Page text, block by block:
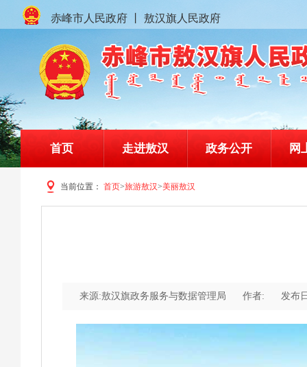
赤峰市人民政府 敖汉旗人民政府
首页 走进敖汉 政务公开 网
当前位置： 首页>旅游敖汉>美丽敖汉
来源:敖汉旗政务服务与数据管理局 作者: 发布